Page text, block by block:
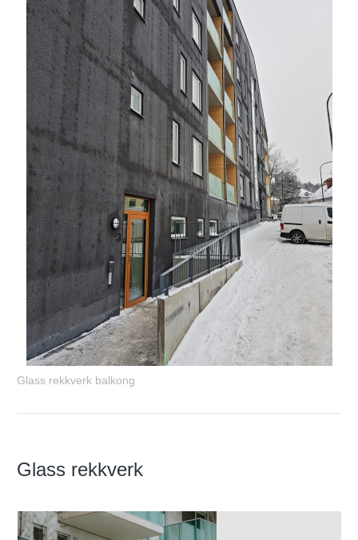
Glass rekkverk balkong
Glass rekkverk